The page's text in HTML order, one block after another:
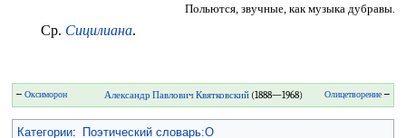
Польются, звучные, как музыка дубравы.
Ср. Сицилиана.
← Оксиморон Александр Павлович Квятковский(1888—1968) Олицетворение→
Категории: Поэтический словарь:О